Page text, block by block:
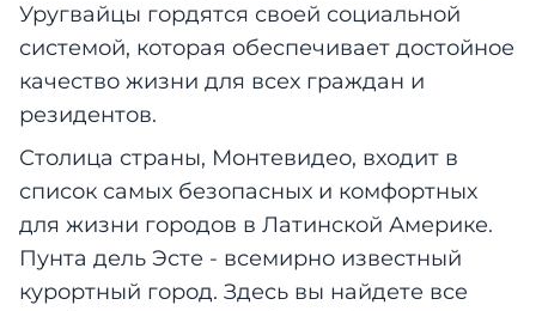
Уругвайцы гордятся своей социальной
системой, которая обеспечивает достойное
качество жизни для всех граждан и
резидентов.
Столица страны, Монтевидео, входит в
список самых безопасных и комфортных
для жизни городов в Латинской Америке.
Пунта дель Эсте - всемирно известный
курортный город. Здесь вы найдете все